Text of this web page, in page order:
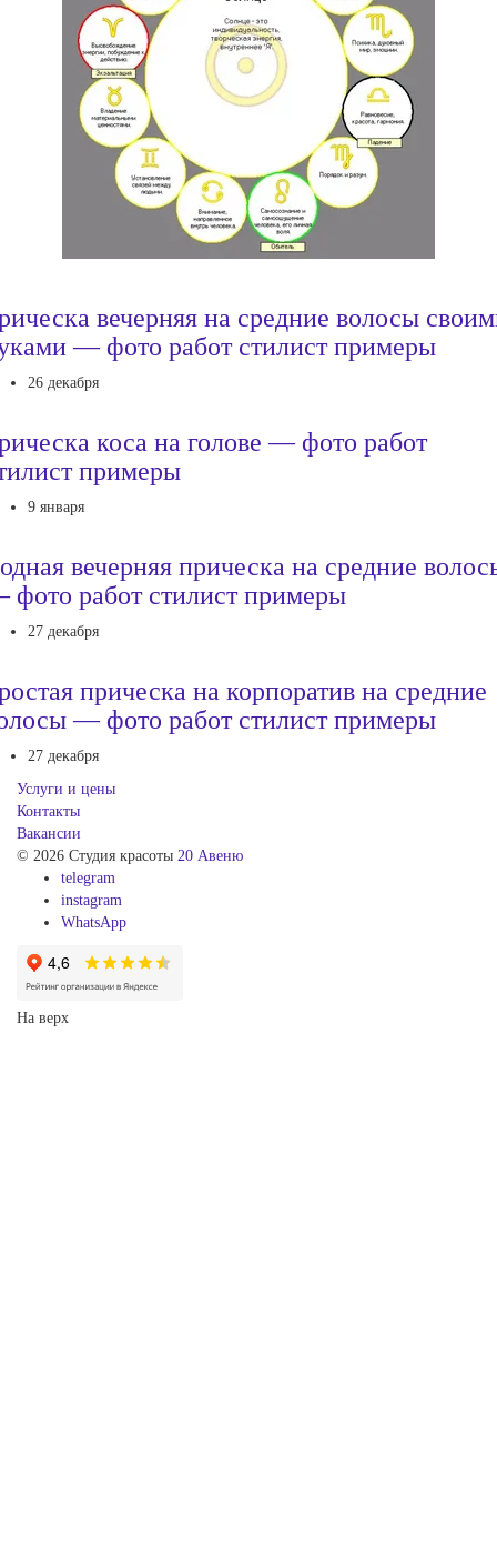
вечерняя на средние волосы
— фото работ стилист примеры
26 декабря
коса на голове — фото работ
примеры
9 января
вечерняя прическа на средние
работ стилист примеры
27 декабря
прическа на корпоратив на средние
— фото работ стилист примеры
27 декабря
Услуги и цены
Контакты
Вакансии
© 2026 Студия красоты 20 Авеню
telegram
instagram
WhatsApp
На верх